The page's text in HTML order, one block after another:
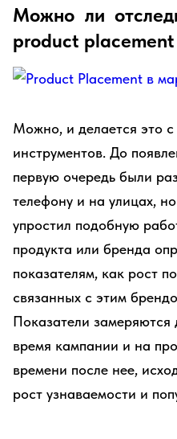
Можно ли
product placement
Можно, и делается это
инструментов. До
первую очередь были
телефону и на улицах,
упростил подобную
продукта или бренда
показателям, как рост
связанных с этим
Показатели
время кампании и на
времени после нее,
рост узнаваемости и